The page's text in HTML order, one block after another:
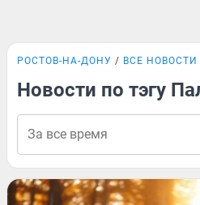
РОСТОВ-НА-ДОНУ ВСЕ НОВОСТИ
Новости по тэгу